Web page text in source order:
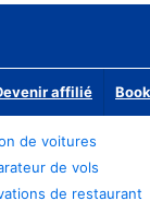
affilié
de voitures
de vols
de restaurant